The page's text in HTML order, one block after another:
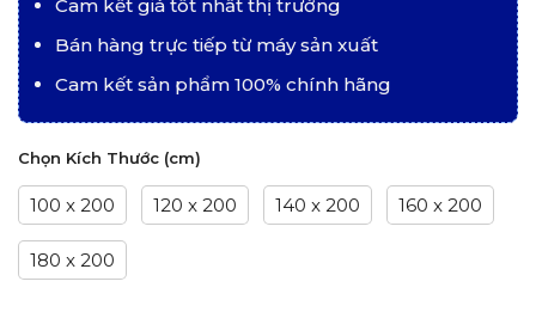
Cam kết giá tốt nhất thị trường
Bán hàng trực tiếp từ máy sản xuất
Cam kết sản phẩm 100% chính hãng
Chọn Kích Thước (cm)
100 x 200 120 x 200 140 x 200 160 x 200
180 x 200